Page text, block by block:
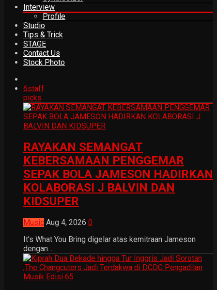
Interview
Profile
Studio
Tips & Trick
STAGE
Contact Us
Stock Photo
6staff
picks
RAYAKAN SEMANGAT
KEBERSAMAAN PENGGEMAR
SEPAK BOLA JAMESON HADIRKAN
KOLABORASI J BALVIN DAN
KIDSUPER
Music Aug 4, 2026 0
It's What You Bring digelar atas kemitraan Jameson
dengan...